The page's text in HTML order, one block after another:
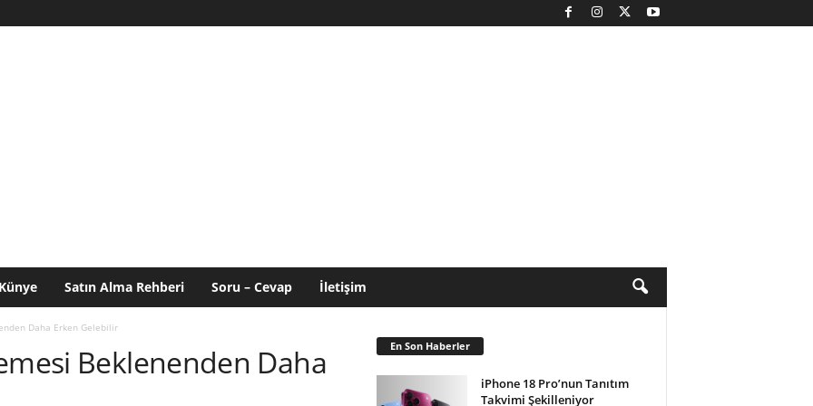
Künye Satın Alma Rehberi Soru – Cevap İletişim
Daha Erken Gelebilir
Beklenenden Daha
En Son Haberler
iPhone 18 Pro’nun Tanıtım
Takvimi Şekilleniyor